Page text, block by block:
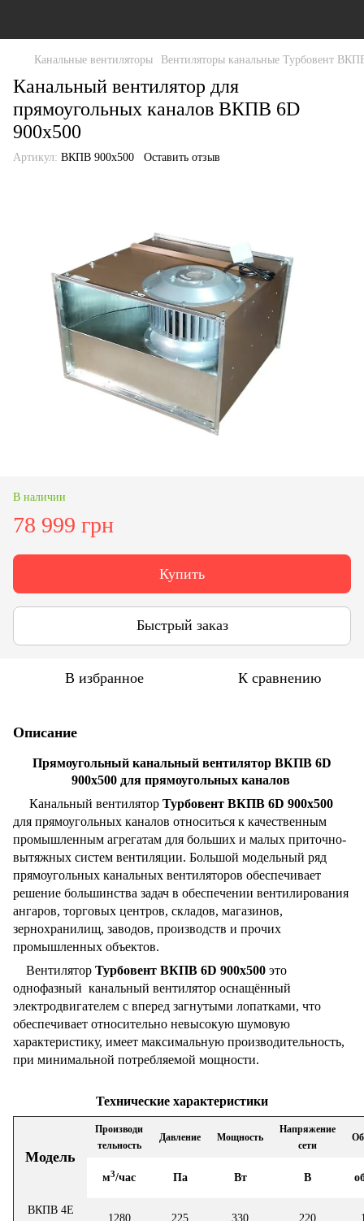
Канальные вентиляторы Вентиляторы канальные Турбовент
Канальный вентилятор для
прямоугольных каналов ВКПВ 6D
900x500
Артикул: ВКПВ 900х500 Оставить отзыв
В наличии
78 999 грн
Купить
Быстрый заказ
В избранное К сравнению
Описание
Прямоугольный канальный вентилятор ВКПВ 6D
900x500 для прямоугольных каналов
Канальный вентилятор Турбовент ВКПВ 6D 900x500
для прямоугольных каналов относиться к качественным
промышленным агрегатам для больших и малых приточно-
вытяжных систем вентиляции. Большой модельный ряд
прямоугольных канальных вентиляторов обеспечивает
решение большинства задач в обеспечении вентилирования
ангаров, торговых центров, складов, магазинов,
зернохранилищ, заводов, производств и прочих
промышленных объектов.
Вентилятор Турбовент ВКПВ 6D 900x500 это
однофазный канальный вентилятор оснащённый
электродвигателем с вперед загнутыми лопатками, что
обеспечивает относительно невысокую шумовую
характеристику, имеет максимальную производительность,
при минимальной потребляемой мощности.
Технические характеристики
Модель
Производи
тельность
Давление Мощность
Напряжение
сети
м3/час Па Вт В
ВКПВ 4Е
1280 225 330 220